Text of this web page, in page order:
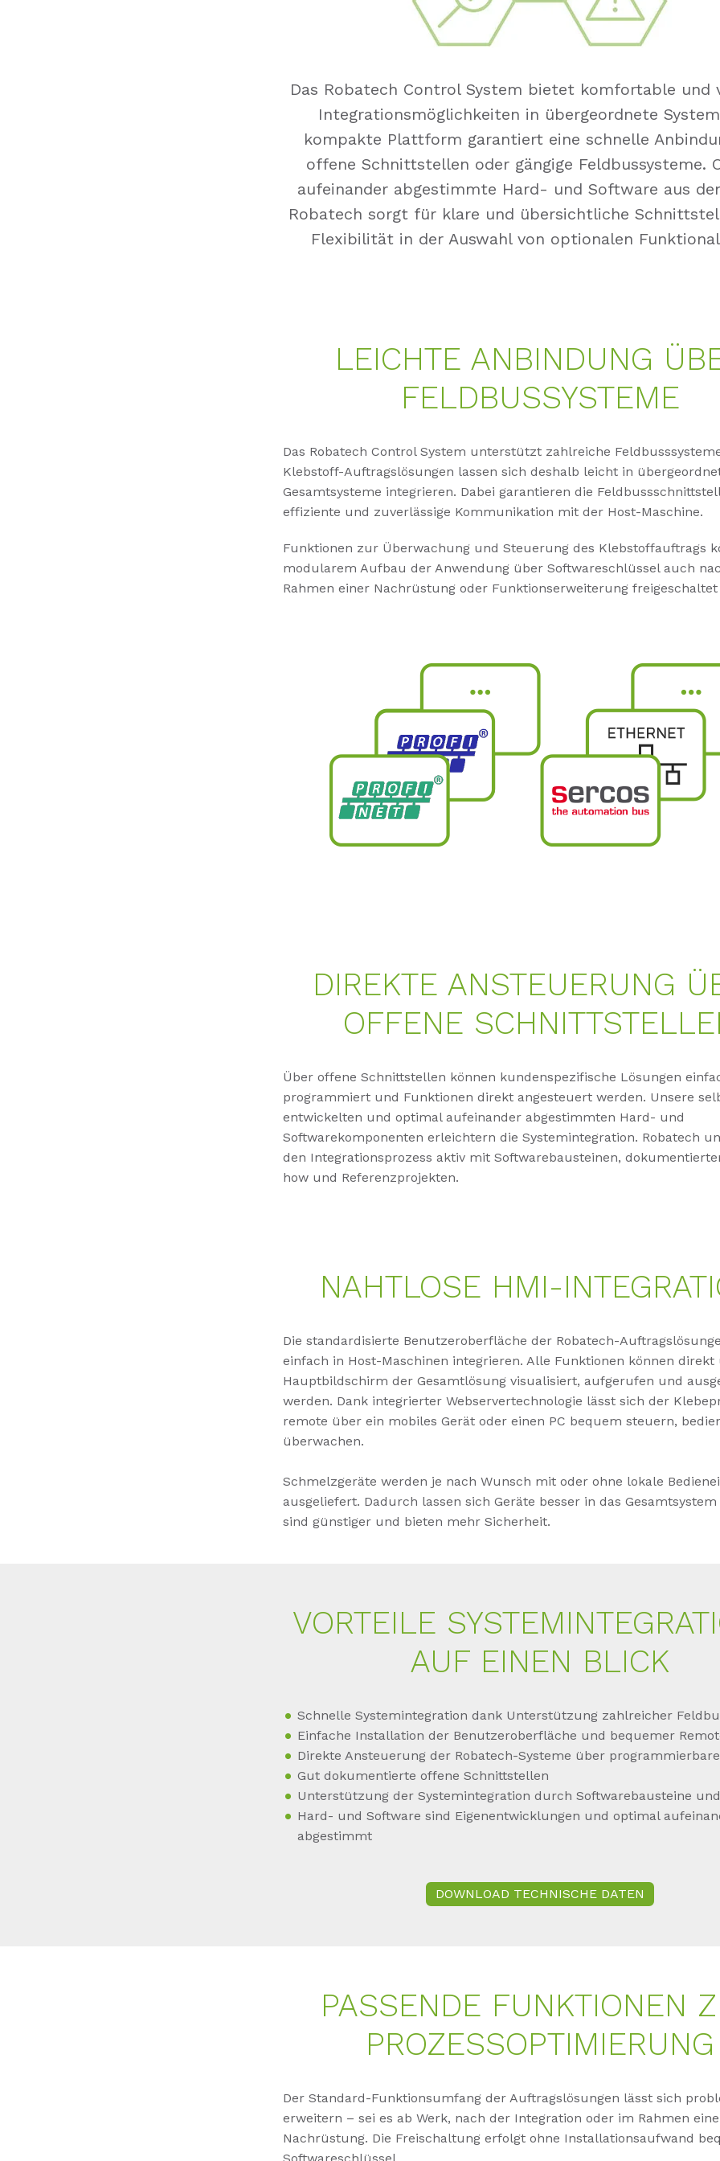
Das Robatech Control System bietet komfortable und
Integrationsmöglichkeiten in übergeordnete
kompakte Plattform garantiert eine schnelle
offene Schnittstellen oder gängige Feldbussysteme.
aufeinander abgestimmte Hard- und Software aus
Robatech sorgt für klare und übersichtliche
Flexibilität in der Auswahl von optionalen
LEICHTE ANBINDUNG
FELDBUSSYSTEME
Das Robatech Control System unterstützt zahlreiche
Klebstoff-Auftragslösungen lassen sich deshalb leicht in
Gesamtsysteme integrieren. Dabei garantieren die
effiziente und zuverlässige Kommunikation mit der Host-Maschine.
Funktionen zur Überwachung und Steuerung des Klebstoffauftrags
modularem Aufbau der Anwendung über Softwareschlüssel auch
Rahmen einer Nachrüstung oder Funktionserweiterung freigeschaltet
DIREKTE ANSTEUERUNG
OFFENE
Über offene Schnittstellen können kundenspezifische Lösungen
programmiert und Funktionen direkt angesteuert werden. Unsere
entwickelten und optimal aufeinander abgestimmten Hard- und
Softwarekomponenten erleichtern die Systemintegration. Robatech
den Integrationsprozess aktiv mit Softwarebausteinen,
how und Referenzprojekten.
NAHTLOSE HMI-
Die standardisierte Benutzeroberfläche der Robatech-
einfach in Host-Maschinen integrieren. Alle Funktionen können direkt
Hauptbildschirm der Gesamtlösung visualisiert, aufgerufen und
werden. Dank integrierter Webservertechnologie lässt sich der
remote über ein mobiles Gerät oder einen PC bequem steuern,
überwachen.
Schmelzgeräte werden je nach Wunsch mit oder ohne lokale
ausgeliefert. Dadurch lassen sich Geräte besser in das
sind günstiger und bieten mehr Sicherheit.
VORTEILE
AUF EINEN BLICK
Schnelle Systemintegration dank Unterstützung zahlreicher
Einfache Installation der Benutzeroberfläche und bequemer
Direkte Ansteuerung der Robatech-Systeme über
Gut dokumentierte offene Schnittstellen
Unterstützung der Systemintegration durch Softwarebausteine
Hard- und Software sind Eigenentwicklungen und optimal
abgestimmt
DOWNLOAD TECHNISCHE DATEN
PASSENDE FUNKTIONEN
PROZESSOPTIMIERUNG
Der Standard-Funktionsumfang der Auftragslösungen lässt sich
erweitern – sei es ab Werk, nach der Integration oder im Rahmen
Nachrüstung. Die Freischaltung erfolgt ohne Installationsaufwand